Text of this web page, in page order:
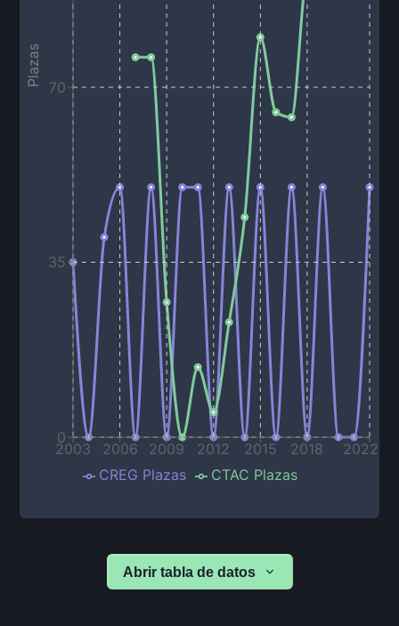
2003 2006 2009 2012 2015 2018 2022
0
35
70
Plazas
CREG Plazas CTAC Plazas
Abrir tabla de datos